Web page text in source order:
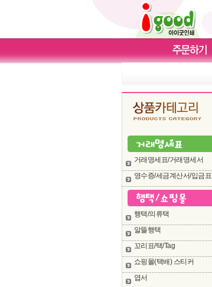
거래명세표/거래명세서
영수증/세금계산서/입금표
행택/의류택
알뜰행택
꼬리표/택/Tag
쇼핑몰(택배) 스티커
엽서